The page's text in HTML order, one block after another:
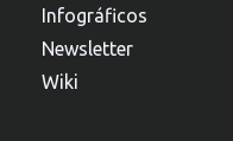
Infográficos
Newsletter
Wiki